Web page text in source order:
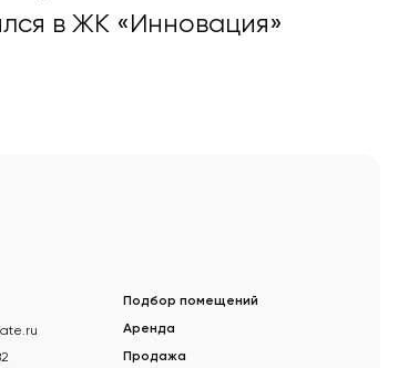
в ЖК «Инновация»
Подбор помещений
Аренда
Продажа